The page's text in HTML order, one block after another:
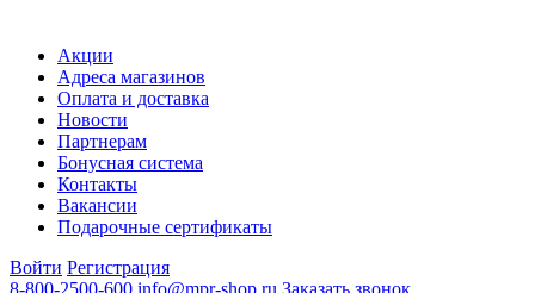
Акции
Адреса магазинов
Оплата и доставка
Новости
Партнерам
Бонусная система
Контакты
Вакансии
Подарочные сертификаты
Войти Регистрация
8-800-2500-600 info@mpr-shop.ru Заказать звонок